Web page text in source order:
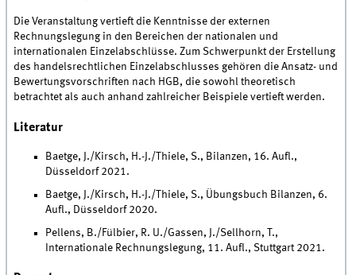
Die Veranstaltung vertieft die Kenntnisse der externen
Rechnungslegung in den Bereichen der nationalen und
internationalen Einzelabschlüsse. Zum Schwerpunkt der Erstellung
des handelsrechtlichen Einzelabschlusses gehören die Ansatz- und
Bewertungsvorschriften nach HGB, die sowohl theoretisch
betrachtet als auch anhand zahlreicher Beispiele vertieft werden.
Literatur
Baetge, J./Kirsch, H.-J./Thiele, S., Bilanzen, 16. Aufl.,
Düsseldorf 2021.
Baetge, J./Kirsch, H.-J./Thiele, S., Übungsbuch Bilanzen, 6.
Aufl., Düsseldorf 2020.
Pellens, B./Fülbier, R. U./Gassen, J./Sellhorn, T.,
Internationale Rechnungslegung, 11. Aufl., Stuttgart 2021.